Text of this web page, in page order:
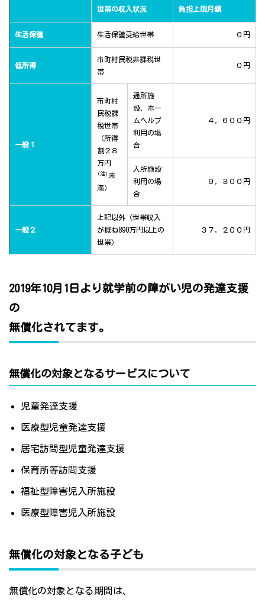
世帯の収入状況 負担上限月額
生活保護 生活保護受給世帯 ０円
低所得
市町村民税非課税世
帯
０円
一般１
市町村
民税課
税世帯
（所得
割２８
万円
(注) 未
満）
通所施
設、ホー
ムヘルプ
利用の場
合
４，６００円
入所施設
利用の場
合
９，３００円
一般２
上記以外（世帯収入
が概ね890万円以上の
世帯）
３７，２００円
2019年10月1日より就学前の障がい児の発達支援
の
無償化されてます。
無償化の対象となるサービスについて
児童発達支援
医療型児童発達支援
居宅訪問型児童発達支援
保育所等訪問支援
福祉型障害児入所施設
医療型障害児入所施設
無償化の対象となる子ども
無償化の対象となる期間は、